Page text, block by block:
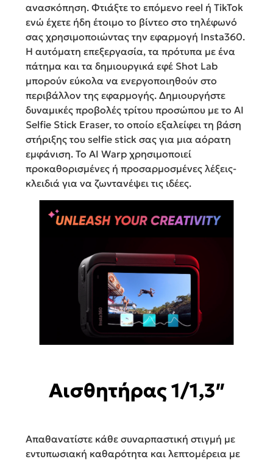
ανασκόπηση. Φτιάξτε το επόμενο reel ή TikTok
ενώ έχετε ήδη έτοιμο το βίντεο στο τηλέφωνό
σας χρησιμοποιώντας την εφαρμογή Insta360.
Η αυτόματη επεξεργασία, τα πρότυπα με ένα
πάτημα και τα δημιουργικά εφέ Shot Lab
μπορούν εύκολα να ενεργοποιηθούν στο
περιβάλλον της εφαρμογής. Δημιουργήστε
δυναμικές προβολές τρίτου προσώπου με το AI
Selfie Stick Eraser, το οποίο εξαλείφει τη βάση
στήριξης του selfie stick σας για μια αόρατη
εμφάνιση. Το AI Warp χρησιμοποιεί
προκαθορισμένες ή προσαρμοσμένες λέξεις-
κλειδιά για να ζωντανέψει τις ιδέες.
Αισθητήρας 1/1,3″
Απαθανατίστε κάθε συναρπαστική στιγμή με
εντυπωσιακή καθαρότητα και λεπτομέρεια με